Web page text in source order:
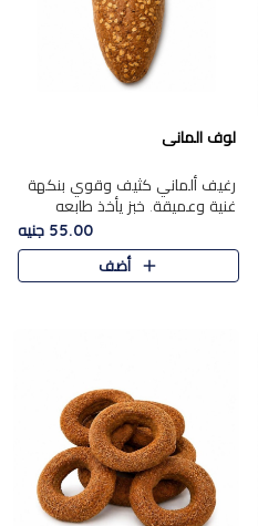
لوف المانى
رغيف ألماني كثيف وقوي بنكهة
غنية وعميقة. خبز يأخذ طابعه
55.00 جنيه
أضف